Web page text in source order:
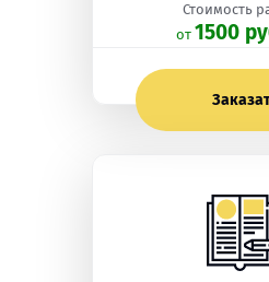
Стоимость
oт 1500